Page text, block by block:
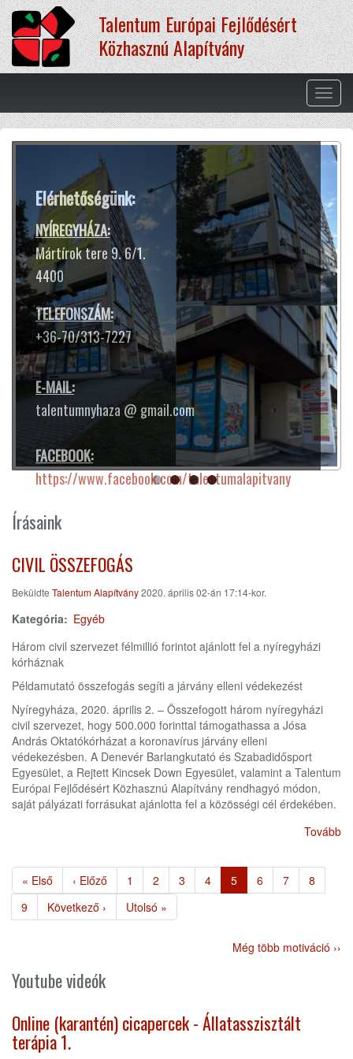
Ugrás
a
tartalomra
Talentum Európai Fejlődésért
Közhasznú Alapítvány
Elérhetőségünk:
NYÍREGYHÁZA:
Mártírok tere 9. 6/1.
4400
TELEFONSZÁM:
+36-70/313-7227
E-MAIL:
talentumnyhaza @ gmail.com
FACEBOOK:
https://www.facebook.com/talentumalapitvany
Terápiás módszereink
A hangtál harangokhoz hasonló
hangja és rezgése segít ellazulni,
kiszakadni a rohanó hétköznapok
sokszor gondterhelt mókuskerekéből.
Jótékony hatással van az idegrendszerre,
harmóniát teremt lelkünkben
és testünkben.
Írásaink
CIVIL ÖSSZEFOGÁS
Beküldte Talentum Alapítvány2020. április 02-án 17:14-kor.
Kategória
Egyéb
Három civil szervezet félmillió forintot ajánlott fel a nyíregyházi
kórháznak
Példamutató összefogás segíti a járvány elleni védekezést
Nyíregyháza, 2020. április 2. – Összefogott három nyíregyházi
civil szervezet, hogy 500.000 forinttal támogathassa a Jósa
András Oktatókórházat a koronavírus járvány elleni
védekezésben. A Denevér Barlangkutató és Szabadidősport
Egyesület, a Rejtett Kincsek Down Egyesület, valamint a Talentum
Európai Fejlődésért Közhasznú Alapítvány rendhagyó módon,
saját pályázati forrásukat ajánlotta fel a közösségi cél érdekében.
Tovább
Oldalszámozás
Első
oldal
« Első
Előző
oldal
‹ Előző Page
1 Page
2 Page
3 Page
4
Jelenlegi
oldal
5 Page
6 Page
7 Page
8
Page
9
Következő
oldal
Következő ›
Utolsó
oldal
Utolsó »
Még több motiváció ››
Youtube videók
Online (karantén) cicapercek - Állatasszisztált
terápia 1.